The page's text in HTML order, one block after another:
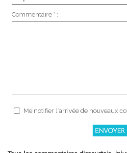
Commentaire * :
Me notifier l'arrivée de nouveaux